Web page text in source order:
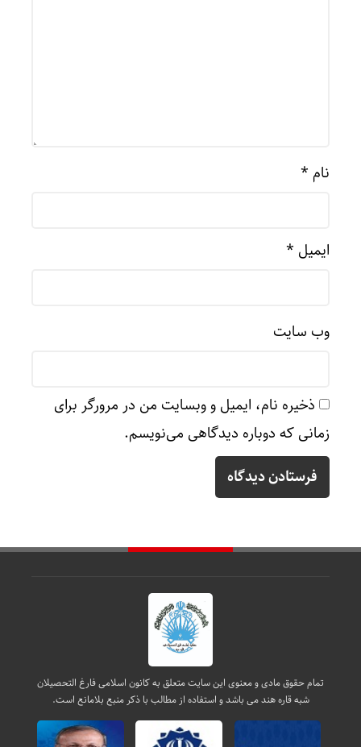
نام *
ایمیل *
وب‌ سایت
ذخیره نام، ایمیل و وبسایت من در مرورگر برای
زمانی که دوباره دیدگاهی می‌نویسم.
تمام حقوق مادی و معنوی این سایت متعلق به کانون اسلامی فارغ التحصیلان
شبه قاره هند می باشد و استفاده از مطالب با ذکر منبع بلامانع است.